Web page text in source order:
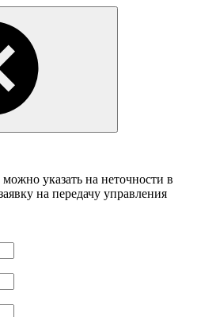
указать на неточности в
на передачу управления